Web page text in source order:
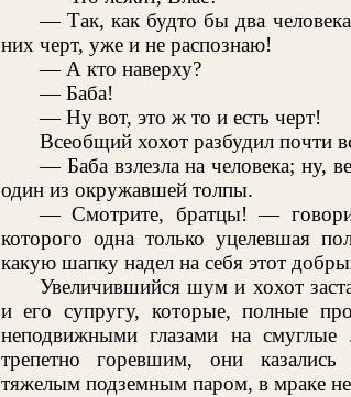
— Так, как будто бы два
них черт, уже и не распознаю!
— А кто наверху?
— Баба!
— Ну вот, это ж то и есть черт!
Всеобщий хохот разбудил почти
— Баба взлезла на человека; ну,
один из окружавшей толпы.
— Смотрите, братцы! —
которого одна только уцелевшая
какую шапку надел на себя этот
Увеличившийся шум и хохот
и его супругу, которые, полные
неподвижными глазами на
трепетно горевшим, они
тяжелым подземным паром, в мраке